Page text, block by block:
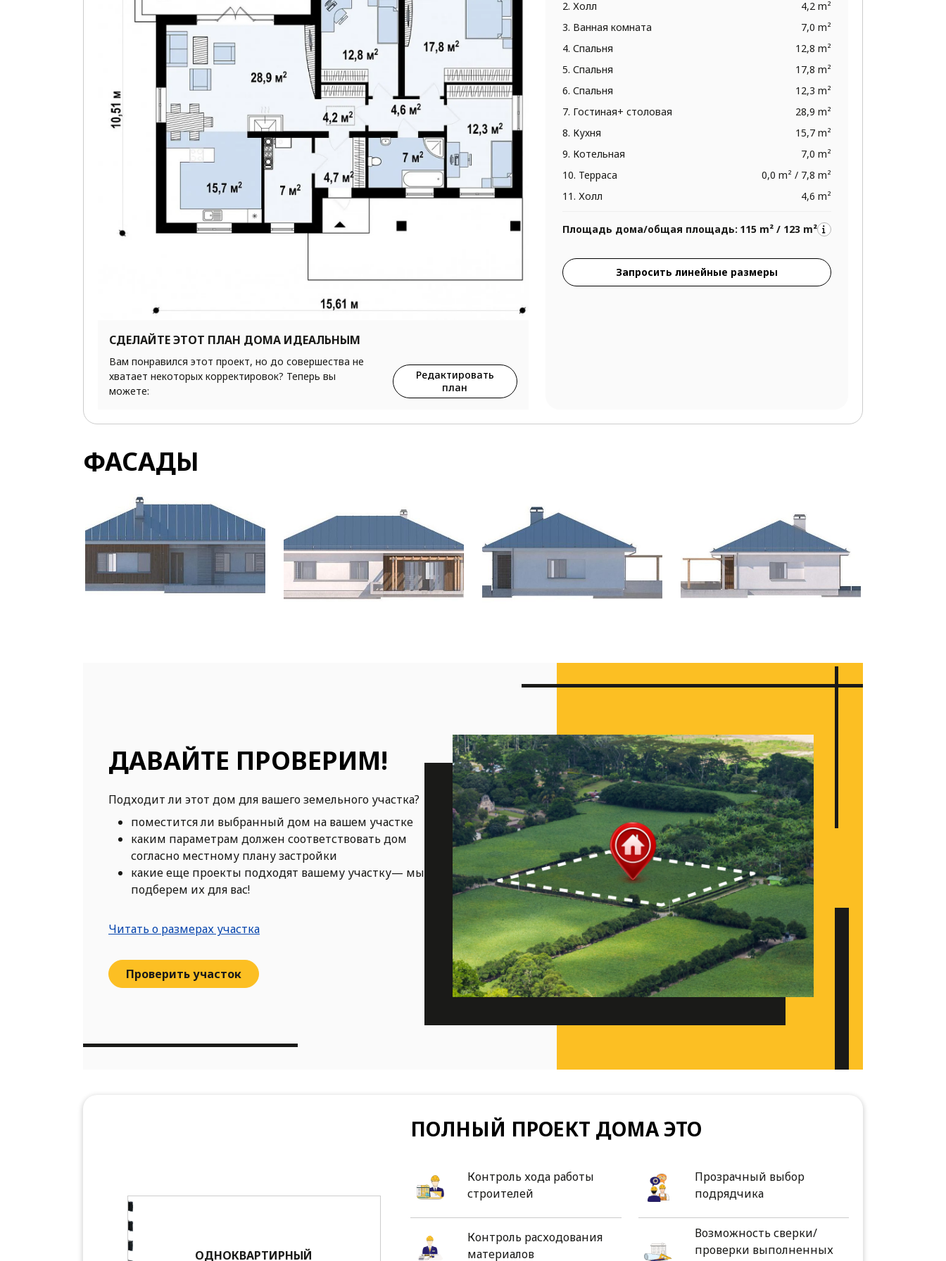
СДЕЛАЙТЕ ЭТОТ ПЛАН ДОМА ИДЕАЛЬНЫМ
Вам понравился этот проект, но до совершества не
хватает некоторых корректировок? Теперь вы
можете:
Редактировать
план
2. Холл
4,2 m²
3. Ванная комната
7,0 m²
4. Спальня
12,8 m²
5. Спальня
17,8 m²
6. Спальня
12,3 m²
7. Гостиная+ столовая
28,9 m²
8. Кухня
15,7 m²
9. Котельная
7,0 m²
10. Терраса
0,0 m² / 7,8 m²
11. Холл
4,6 m²
Площадь дома/общая площадь: 115 m² / 123 m²
Запросить линейные размеры
ФАСАДЫ
ДАВАЙТЕ ПРОВЕРИМ!
Подходит ли этот дом для вашего земельного участка?
поместится ли выбранный дом на вашем участке
каким параметрам должен соответствовать дом
согласно местному плану застройки
какие еще проекты подходят вашему участку— мы
подберем их для вас!
Читать о размерах участка
Проверить участок
ОДНОКВАРТИРНЫЙ
ПОЛНЫЙ ПРОЕКТ ДОМА ЭТО
Контроль хода работы
строителей
Прозрачный выбор
подрядчика
Контроль расходования
материалов
Возможность сверки/
проверки выполненных